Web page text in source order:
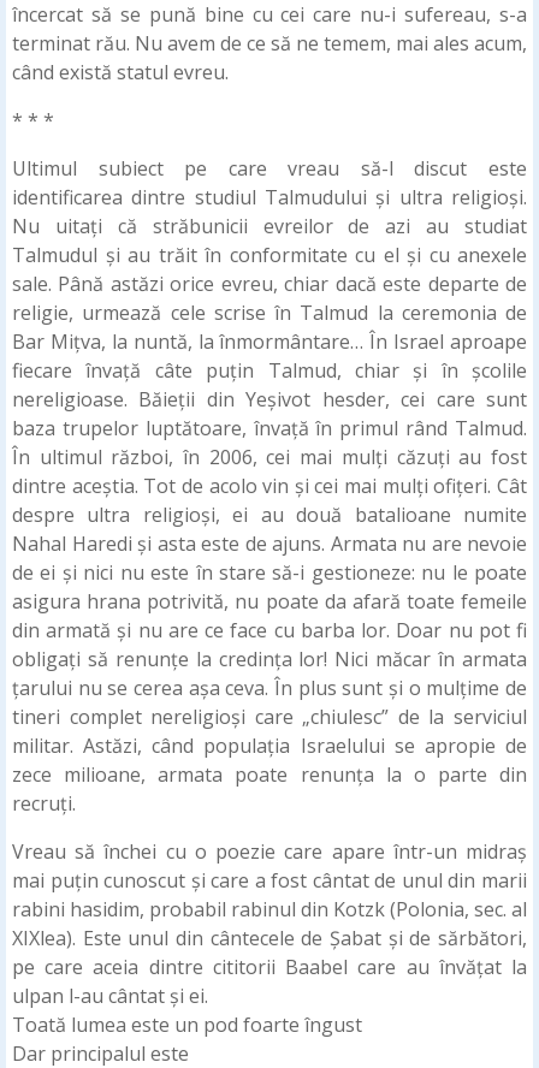
încercat să se pună bine cu cei care nu-i sufereau, s-a
terminat rău. Nu avem de ce să ne temem, mai ales acum,
când există statul evreu.
* * *
Ultimul subiect pe care vreau să-l discut este
identificarea dintre studiul Talmudului și ultra religioși.
Nu uitați că străbunicii evreilor de azi au studiat
Talmudul și au trăit în conformitate cu el și cu anexele
sale. Până astăzi orice evreu, chiar dacă este departe de
religie, urmează cele scrise în Talmud la ceremonia de
Bar Mițva, la nuntă, la înmormântare… În Israel aproape
fiecare învață câte puțin Talmud, chiar și în școlile
nereligioase. Băieții din Yeșivot hesder, cei care sunt
baza trupelor luptătoare, învață în primul rând Talmud.
În ultimul război, în 2006, cei mai mulți căzuți au fost
dintre aceștia. Tot de acolo vin și cei mai mulți ofițeri. Cât
despre ultra religioși, ei au două batalioane numite
Nahal Haredi și asta este de ajuns. Armata nu are nevoie
de ei și nici nu este în stare să-i gestioneze: nu le poate
asigura hrana potrivită, nu poate da afară toate femeile
din armată și nu are ce face cu barba lor. Doar nu pot fi
obligați să renunțe la credința lor! Nici măcar în armata
țarului nu se cerea așa ceva. În plus sunt și o mulțime de
tineri complet nereligioși care „chiulesc” de la serviciul
militar. Astăzi, când populația Israelului se apropie de
zece milioane, armata poate renunța la o parte din
recruți.
Vreau să închei cu o poezie care apare într-un midraș
mai puțin cunoscut și care a fost cântat de unul din marii
rabini hasidim, probabil rabinul din Kotzk (Polonia, sec. al
XIXlea). Este unul din cântecele de Șabat și de sărbători,
pe care aceia dintre cititorii Baabel care au învățat la
ulpan l-au cântat și ei.
Toată lumea este un pod foarte îngust
Dar principalul este